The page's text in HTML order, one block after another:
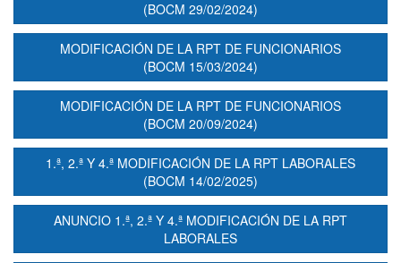
(BOCM 29/02/2024)
MODIFICACIÓN DE LA RPT DE FUNCIONARIOS
(BOCM 15/03/2024)
MODIFICACIÓN DE LA RPT DE FUNCIONARIOS
(BOCM 20/09/2024)
1.ª, 2.ª Y 4.ª MODIFICACIÓN DE LA RPT LABORALES
(BOCM 14/02/2025)
ANUNCIO 1.ª, 2.ª Y 4.ª MODIFICACIÓN DE LA RPT
LABORALES